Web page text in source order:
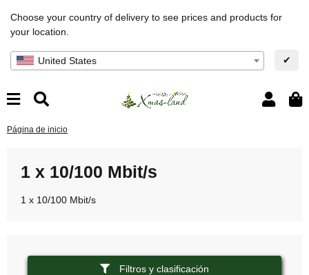
Choose your country of delivery to see prices and products for
your location.
United States ✔
Página de inicio
1 x 10/100 Mbit/s
1 x 10/100 Mbit/s
Filtros y clasificación